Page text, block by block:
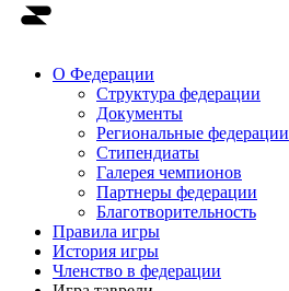
О Федерации
Структура федерации
Документы
Региональные федерации
Стипендиаты
Галерея чемпионов
Партнеры федерации
Благотворительность
Правила игры
История игры
Членство в федерации